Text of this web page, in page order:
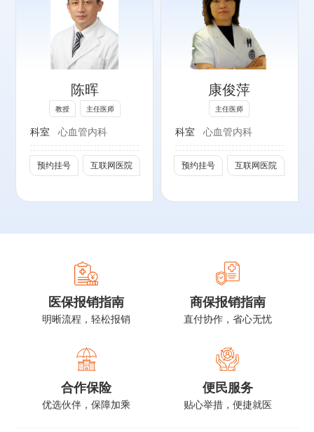
北京医师协会理事
中国药学会伦理学
研究专业委员会委
员
中国心脏学会委员
北京心脏病学会监
事长
第8、9届中华医
学会心血管病学分
会心力衰竭专家组
陈晖
教授 主任医师
科室 心血管内科
预约挂号 互联网医院
康俊萍
主任医师
科室 心血管内科
预约挂号 互联网医院
专长：
心力衰竭、心肌
病、高血压、冠心
病及复杂心脏疾病
的临床诊疗。
社会任职：
北京医师协会基层
高血压管理专业委
员会委员
事
病学分会心脏康复
学组委员
北京转化医学学会
心力衰竭专业委员
医保报销指南
明晰流程，轻松报销
商保报销指南
直付协作，省心无忧
合作保险
优选伙伴，保障加乘
便民服务
贴心举措，便捷就医